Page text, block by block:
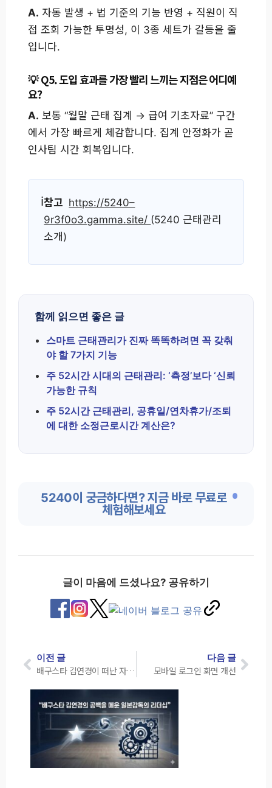
A. 자동 발생 + 법 기준의 기능 반영 + 직원이 직
접 조회 가능한 투명성, 이 3종 세트가 갈등을 줄
입니다.
Q5. 도입 효과를 가장 빨리 느끼는 지점은 어디예
요?
A. 보통 “월말 근태 집계 → 급여 기초자료” 구간
에서 가장 빠르게 체감합니다. 집계 안정화가 곧
인사팀 시간 회복입니다.
참고 https://5240–
9r3f0o3.gamma.site/ (5240 근태관리
소개)
함께 읽으면 좋은 글
스마트 근태관리가 진짜 똑똑하려면 꼭 갖춰
야 할 7가지 기능
주 52시간 시대의 근태관리: ‘측정’보다 ‘신뢰
가능한 규칙
주 52시간 근태관리, 공휴일/연차휴가/조퇴
에 대한 소정근로시간 계산은?
5240이 궁금하다면? 지금 바로 무료로
체험해보세요
글이 마음에 드셨나요? 공유하기
이전 글
배구스타 김연경이 떠난 자리를 완전히 메운 요시하라 토모코의 리더십
다음 글
모바일 로그인 화면 개선